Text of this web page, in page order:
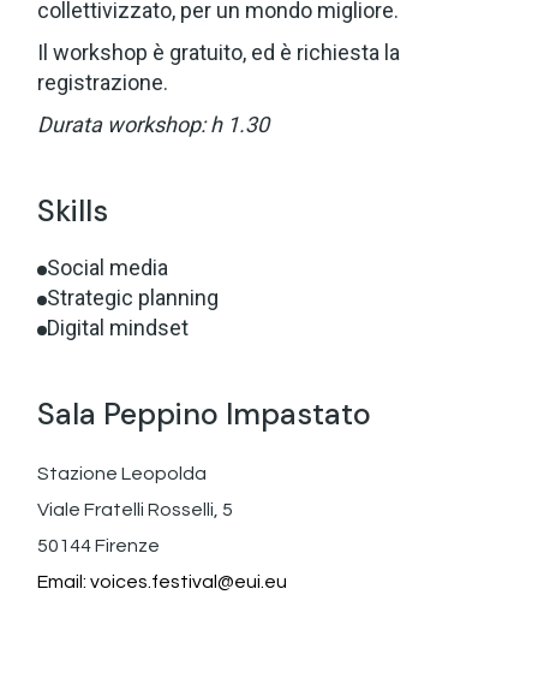
collettivizzato, per un mondo migliore.
Il workshop è gratuito, ed è richiesta la
registrazione.
Durata workshop: h 1.30
Skills
Social media
Strategic planning
Digital mindset
Sala Peppino Impastato
Stazione Leopolda
Viale Fratelli Rosselli, 5
50144 Firenze
Email:voices.festival@eui.eu